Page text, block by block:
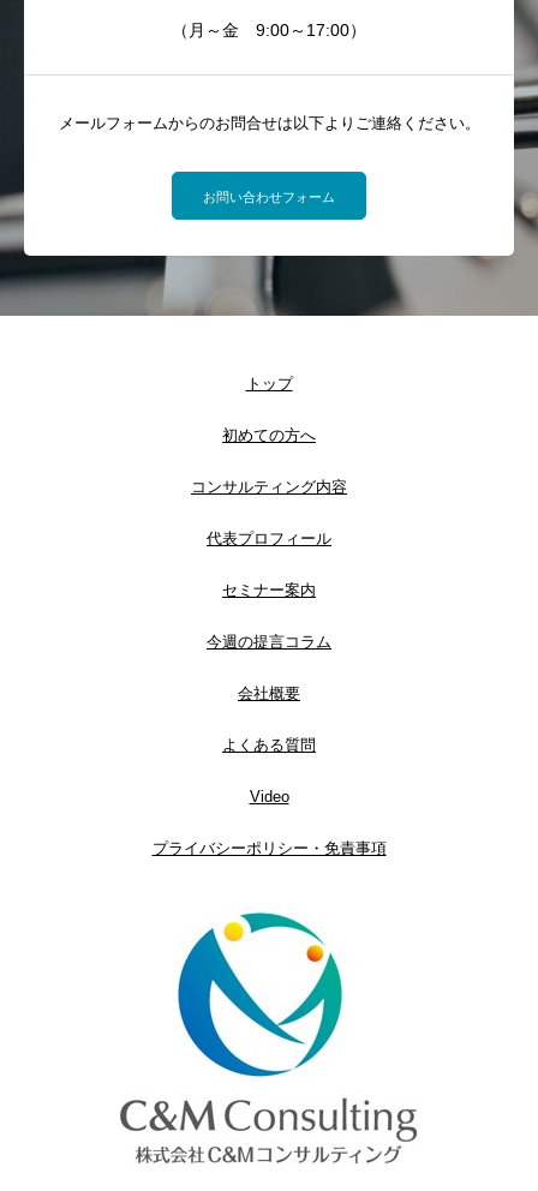
（月～金 9:00～17:00）
メールフォームからのお問合せは以下よりご連絡ください。
お問い合わせフォーム
トップ
初めての方へ
コンサルティング内容
代表プロフィール
セミナー案内
今週の提言コラム
会社概要
よくある質問
Video
プライバシーポリシー・免責事項